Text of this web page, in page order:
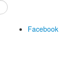
Facebook